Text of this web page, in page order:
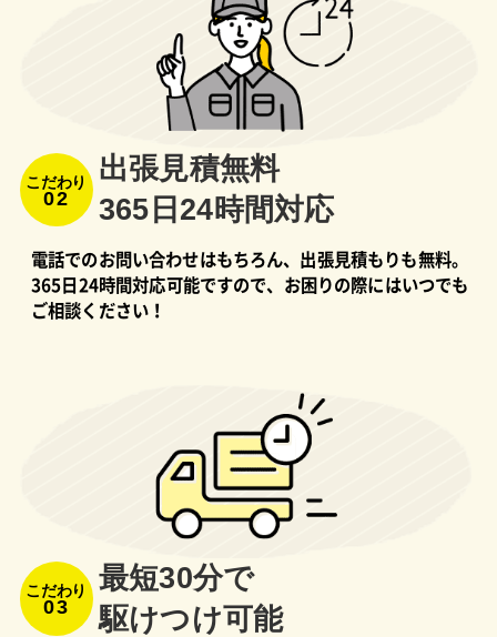
こだわり
02
出張⾒積無料
365⽇24時間対応
電話でのお問い合わせはもちろん、出張見積もりも無料。
365日24時間対応可能ですので、お困りの際にはいつでも
ご相談ください！
こだわり
03
最短30分で
駆けつけ可能